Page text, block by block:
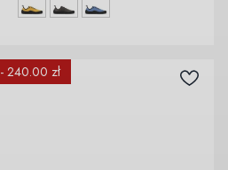
- 240.00 zł